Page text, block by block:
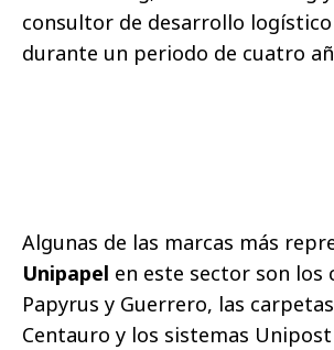
consultor de desarrollo logístico
durante un periodo de cuatro
Algunas de las marcas más
Unipapel en este sector son los
Papyrus y Guerrero, las
Centauro y los sistemas